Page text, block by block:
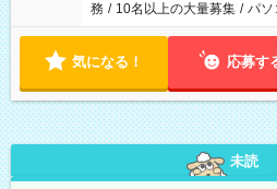
務 / 10名以上の大量募集 / パソ
気になる！ 応募す
未読